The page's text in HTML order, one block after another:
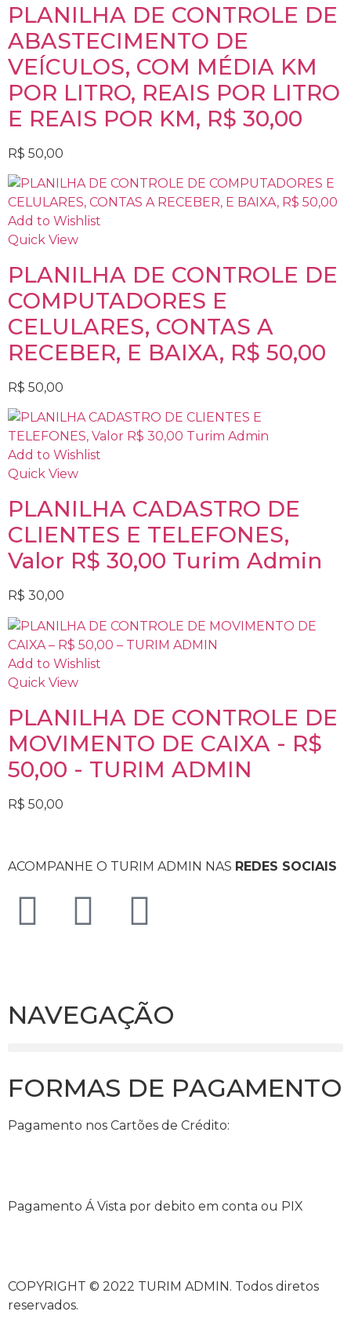
PLANILHA DE CONTROLE DE
ABASTECIMENTO DE
VEÍCULOS, COM MÉDIA KM
POR LITRO, REAIS POR LITRO
E REAIS POR KM, R$ 30,00
R$ 50,00
Add to Wishlist
Quick View
PLANILHA DE CONTROLE DE
COMPUTADORES E
CELULARES, CONTAS A
RECEBER, E BAIXA, R$ 50,00
R$ 50,00
Add to Wishlist
Quick View
PLANILHA CADASTRO DE
CLIENTES E TELEFONES,
Valor R$ 30,00 Turim Admin
R$ 30,00
Add to Wishlist
Quick View
PLANILHA DE CONTROLE DE
MOVIMENTO DE CAIXA - R$
50,00 - TURIM ADMIN
R$ 50,00
ACOMPANHE O TURIM ADMIN NAS REDES SOCIAIS
NAVEGAÇÃO
FORMAS DE PAGAMENTO
Pagamento nos Cartões de Crédito:
Pagamento Á Vista por debito em conta ou PIX
COPYRIGHT © 2022 TURIM ADMIN. Todos diretos
reservados.